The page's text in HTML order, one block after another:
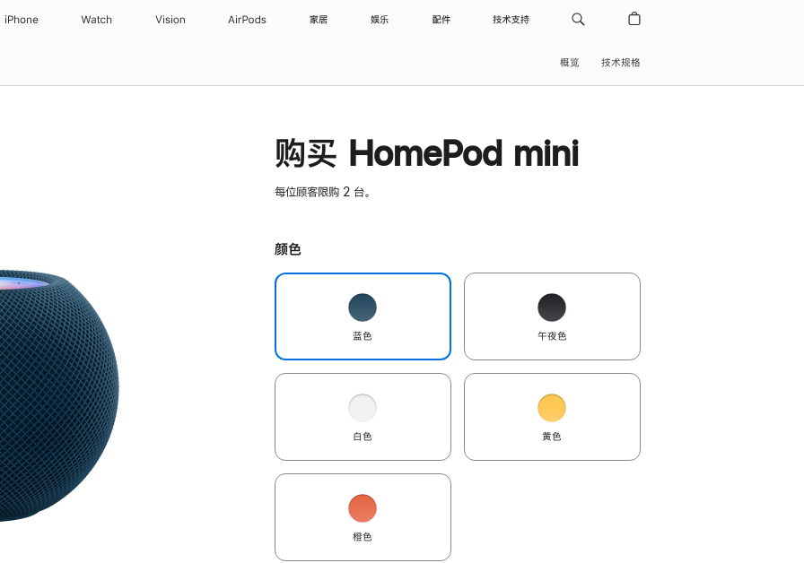
iPhone Watch Vision AirPods 家居 娱乐 配件 技术支持
概览 技术规格
购买 HomePod mini
每位顾客限购 2 台。
颜色
蓝色 午夜色
白色 黄色
橙色